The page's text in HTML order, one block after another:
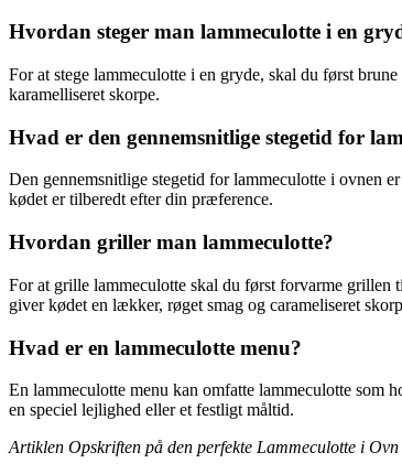
Hvordan steger man lammeculotte i en
For at stege lammeculotte i en gryde, skal du først
karamelliseret skorpe.
Hvad er den gennemsnitlige stegetid for
Den gennemsnitlige stegetid for lammeculotte i ovnen
kødet er tilberedt efter din præference.
Hvordan griller man lammeculotte?
For at grille lammeculotte skal du først forvarme grillen
giver kødet en lækker, røget smag og carameliseret
Hvad er en lammeculotte menu?
En lammeculotte menu kan omfatte lammeculotte som
en speciel lejlighed eller et festligt måltid.
Artiklen Opskriften på den perfekte Lammeculotte i